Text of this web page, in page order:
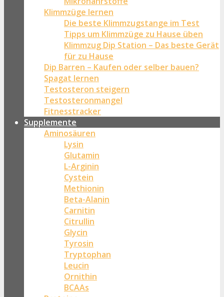
Klimmzüge lernen
Die beste Klimmzugstange im Test
Tipps um Klimmzüge zu Hause üben
Klimmzug Dip Station – Das beste Gerät
für zu Hause
Dip Barren – Kaufen oder selber bauen?
Spagat lernen
Testosteron steigern
Testosteronmangel
Fitnesstracker
Supplemente
Aminosäuren
Lysin
Glutamin
L-Arginin
Cystein
Methionin
Beta-Alanin
Carnitin
Citrullin
Glycin
Tyrosin
Tryptophan
Leucin
Ornithin
BCAAs